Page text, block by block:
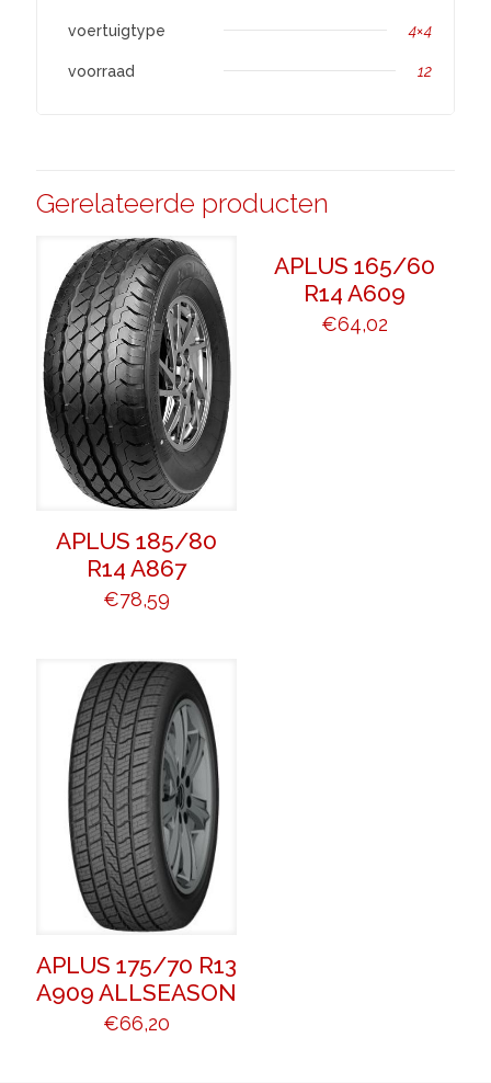
voertuigtype 4×4
voorraad 12
Gerelateerde producten
APLUS 185/80
R14 A867
€78,59
APLUS 165/60
R14 A609
€64,02
APLUS 175/70 R13
A909 ALLSEASON
€66,20